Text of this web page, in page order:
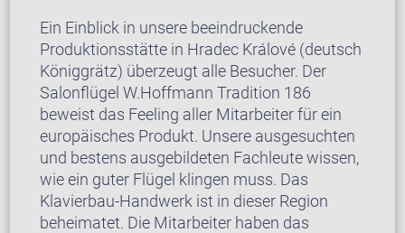
Ein Einblick in unsere beeindruckende
Produktionsstätte in Hradec Králové (deutsch
Königgrätz) überzeugt alle Besucher. Der
Salonflügel W.Hoffmann Tradition 186
beweist das Feeling aller Mitarbeiter für ein
europäisches Produkt. Unsere ausgesuchten
und bestens ausgebildeten Fachleute wissen,
wie ein guter Flügel klingen muss. Das
Klavierbau-Handwerk ist in dieser Region
beheimatet. Die Mitarbeiter haben das